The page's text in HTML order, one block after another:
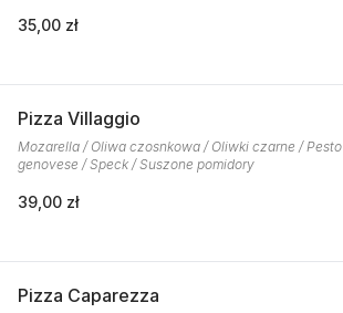
35,00 zł
Pizza Villaggio
Mozarella / Oliwa czosnkowa / Oliwki czarne / Pesto
genovese / Speck / Suszone pomidory
39,00 zł
Pizza Caparezza